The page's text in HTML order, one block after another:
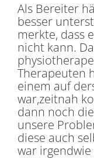
Als Bereiter
besser
merkte, dass
nicht kann.
Therapeuten
einem auf
war,zeitnah
dann noch
unsere
diese auch
war